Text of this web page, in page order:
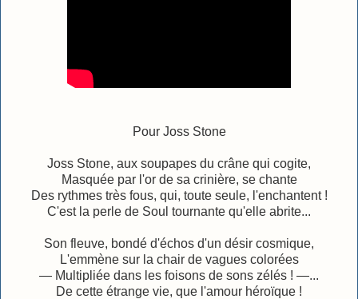
Pour Joss Stone
Joss Stone, aux soupapes du crâne qui cogite,
Masquée par l'or de sa crinière, se chante
Des rythmes très fous, qui, toute seule, l'enchantent !
C'est la perle de Soul tournante qu'elle abrite...
Son fleuve, bondé d'échos d'un désir cosmique,
L'emmène sur la chair de vagues colorées
— Multipliée dans les foisons de sons zélés ! —...
De cette étrange vie, que l'amour héroïque !